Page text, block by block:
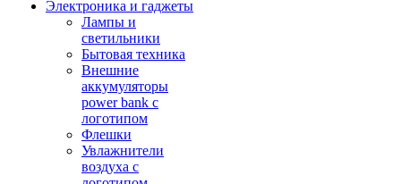
Электроника и гаджеты
Лампы и
светильники
Бытовая техника
Внешние
аккумуляторы
power bank с
логотипом
Флешки
Увлажнители
воздуха с